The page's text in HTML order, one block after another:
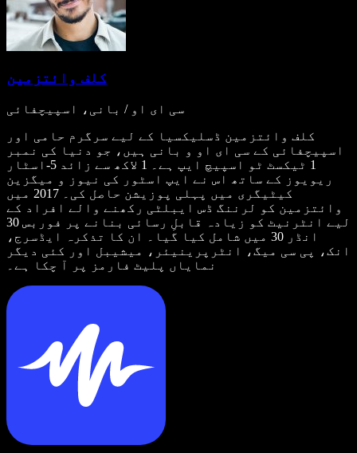
کلف وائتزمین
سی ای او / بانی، اسپیچفائی
کلف وائتزمین ڈسلیکسیا کے لیے سرگرم حامی اور
اسپیچفائی کے سی ای او و بانی ہیں، جو دنیا کی نمبر
1 ٹیکسٹ ٹو اسپیچ ایپ ہے۔ 1 لاکھ سے زائد 5-اسٹار
ریویوز کے ساتھ اس نے ایپ اسٹور کی نیوز و میگزین
کیٹیگری میں پہلی پوزیشن حاصل کی۔ 2017 میں
وائتزمین کو لرننگ ڈس ایبلٹی رکھنے والے افراد کے
لیے انٹرنیٹ کو زیادہ قابلِ رسائی بنانے پر فوربس 30
انڈر 30 میں شامل کیا گیا۔ ان کا تذکرہ ایڈسرج،
انک، پی سی میگ، انٹرپرینیئر، میشیبل اور کئی دیگر
نمایاں پلیٹ فارمز پر آ چکا ہے۔